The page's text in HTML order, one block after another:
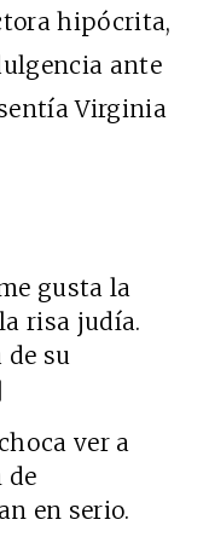
hipócrita,
ante
Virginia
gusta la
risa judía.
de su
ver a
de
en serio.